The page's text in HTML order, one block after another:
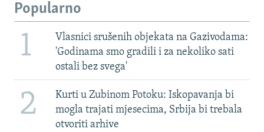
Popularno
1
Vlasnici srušenih objekata na Gazivodama:
'Godinama smo gradili i za nekoliko sati
ostali bez svega'
2
Kurti u Zubinom Potoku: Iskopavanja bi
mogla trajati mjesecima, Srbija bi trebala
otvoriti arhive